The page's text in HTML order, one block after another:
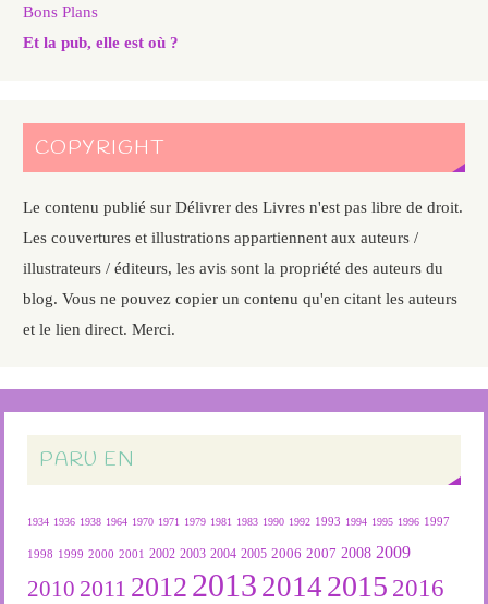
Bons Plans
Et la pub, elle est où ?
COPYRIGHT
Le contenu publié sur Délivrer des Livres n'est pas libre de droit.
Les couvertures et illustrations appartiennent aux auteurs /
illustrateurs / éditeurs, les avis sont la propriété des auteurs du
blog. Vous ne pouvez copier un contenu qu'en citant les auteurs
et le lien direct. Merci.
PARU EN
1934 1936 1938 1964 1970 1971 1979 1981 1983 1990 1992 1993 1994 1995 1996 1997
1998 1999 2000 2001 2002 2003 2004 2005 2006 2007 2008 2009
2010 2011 2012 2013 2014 2015 2016